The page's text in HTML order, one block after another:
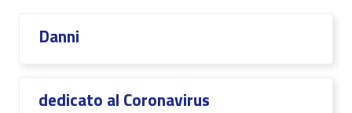
Danni
dedicato al Coronavirus